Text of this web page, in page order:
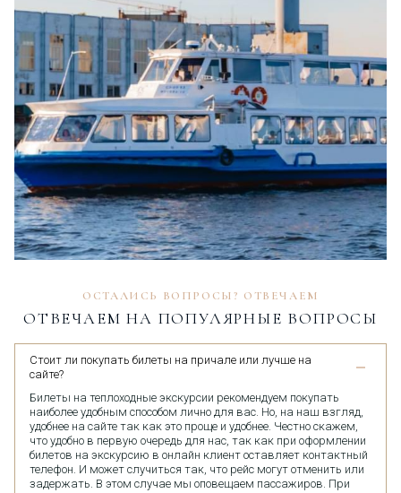
ОСТАЛИСЬ ВОПРОСЫ? ОТВЕЧАЕМ
ОТВЕЧАЕМ НА ПОПУЛЯРНЫЕ ВОПРОСЫ
Стоит ли покупать билеты на причале или лучше на
сайте?
Билеты на теплоходные экскурсии рекомендуем покупать
наиболее удобным способом лично для вас. Но, на наш взгляд,
удобнее на сайте так как это проще и удобнее. Честно скажем,
что удобно в первую очередь для нас, так как при оформлении
билетов на экскурсию в онлайн клиент оставляет контактный
телефон. И может случиться так, что рейс могут отменить или
задержать. В этом случае мы оповещаем пассажиров. При